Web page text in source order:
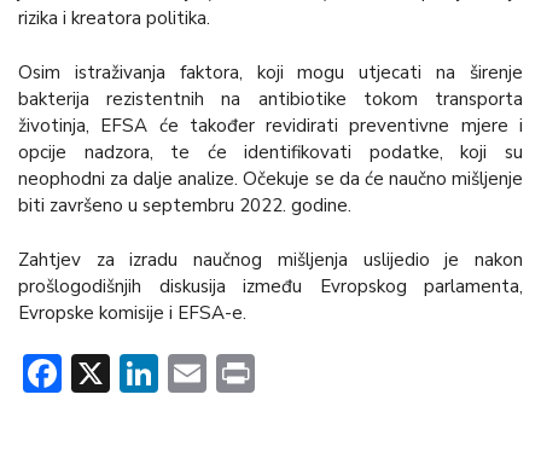
rizika i kreatora politika.
Osim istraživanja faktora, koji mogu utjecati na širenje
bakterija rezistentnih na antibiotike tokom transporta
životinja, EFSA će također revidirati preventivne mjere i
opcije nadzora, te će identifikovati podatke, koji su
neophodni za dalje analize. Očekuje se da će naučno mišljenje
biti završeno u septembru 2022. godine.
Zahtjev za izradu naučnog mišljenja uslijedio je nakon
prošlogodišnjih diskusija između Evropskog parlamenta,
Evropske komisije i EFSA-e.
Facebook
X LinkedIn
Email